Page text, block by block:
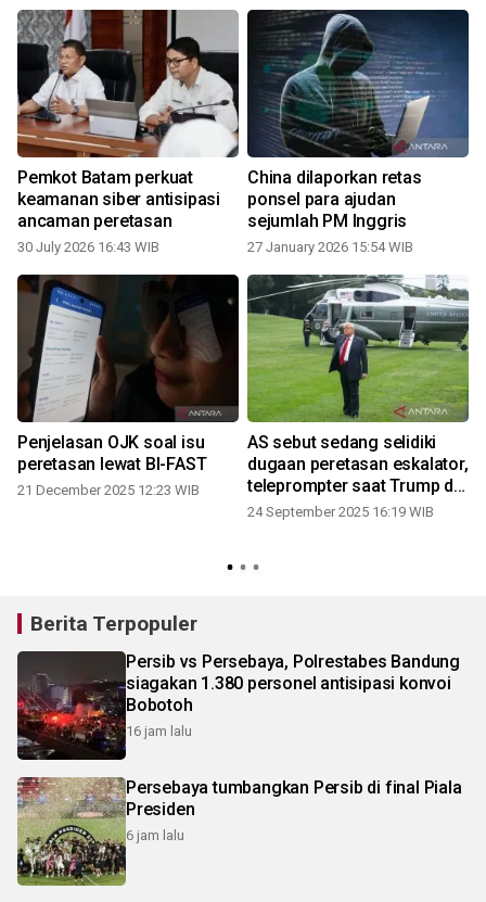
Pemkot Batam perkuat
keamanan siber antisipasi
ancaman peretasan
30 July 2026 16:43 WIB
China dilaporkan retas
ponsel para ajudan
sejumlah PM Inggris
27 January 2026 15:54 WIB
Penjelasan OJK soal isu
peretasan lewat BI-FAST
21 December 2025 12:23 WIB
AS sebut sedang selidiki
dugaan peretasan eskalator,
teleprompter saat Trump di
PBB
24 September 2025 16:19 WIB
Berita Terpopuler
Persib vs Persebaya, Polrestabes Bandung
siagakan 1.380 personel antisipasi konvoi
Bobotoh
16 jam lalu
Persebaya tumbangkan Persib di final Piala
Presiden
6 jam lalu